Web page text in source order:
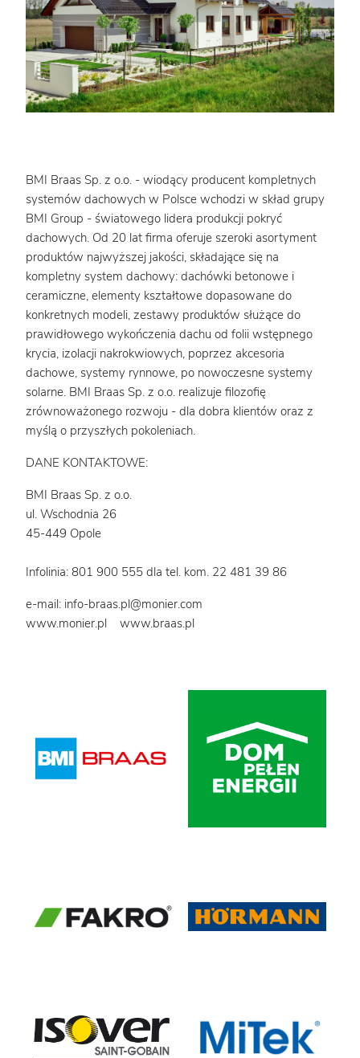
BMI Braas Sp. z o.o. - wiodący producent kompletnych
systemów dachowych w Polsce wchodzi w skład grupy
BMI Group - światowego lidera produkcji pokryć
dachowych. Od 20 lat firma oferuje szeroki asortyment
produktów najwyższej jakości, składające się na
kompletny system dachowy: dachówki betonowe i
ceramiczne, elementy kształtowe dopasowane do
konkretnych modeli, zestawy produktów służące do
prawidłowego wykończenia dachu od folii wstępnego
krycia, izolacji nakrokwiowych, poprzez akcesoria
dachowe, systemy rynnowe, po nowoczesne systemy
solarne. BMI Braas Sp. z o.o. realizuje filozofię
zrównoważonego rozwoju - dla dobra klientów oraz z
myślą o przyszłych pokoleniach.
DANE KONTAKTOWE:
BMI Braas Sp. z o.o.
ul. Wschodnia 26
45-449 Opole
Infolinia: 801 900 555 dla tel. kom. 22 481 39 86
e-mail: info-braas.pl@monier.com
www.monier.pl www.braas.pl